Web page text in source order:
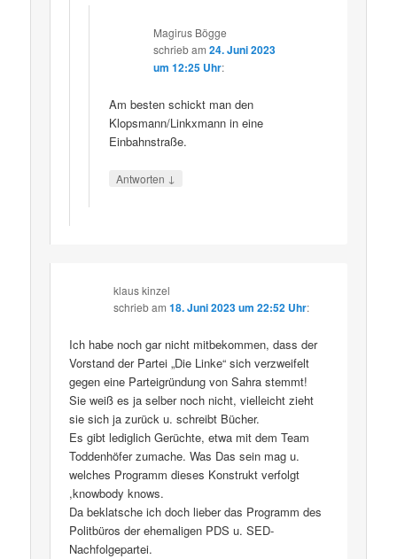
Magirus Bögge
schriebam 24. Juni 2023
um 12:25 Uhr:
Am besten schickt man den
Klopsmann/Linkxmann in eine
Einbahnstraße.
Antworten ↓
klaus kinzel
schriebam18. Juni 2023 um 22:52 Uhr:
Ich habe noch gar nicht mitbekommen, dass der
Vorstand der Partei „Die Linke“ sich verzweifelt
gegen eine Parteigründung von Sahra stemmt!
Sie weiß es ja selber noch nicht, vielleicht zieht
sie sich ja zurück u. schreibt Bücher.
Es gibt lediglich Gerüchte, etwa mit dem Team
Toddenhöfer zumache. Was Das sein mag u.
welches Programm dieses Konstrukt verfolgt
,knowbody knows.
Da beklatsche ich doch lieber das Programm des
Politbüros der ehemaligen PDS u. SED-
Nachfolgepartei.